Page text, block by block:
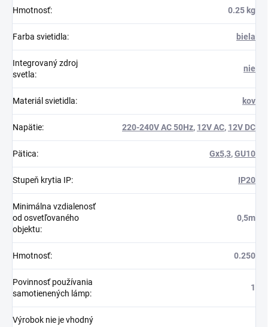
Hmotnosť: 0.25 kg
Farba svietidla: biela
Integrovaný zdroj
svetla:
nie
Materiál svietidla: kov
Napätie: 220-240V AC 50Hz, 12V AC, 12V DC
Pätica: Gx5,3,GU10
Stupeň krytia IP: IP20
Minimálna vzdialenosť
od osvetľovaného
objektu:
0,5m
Hmotnosť: 0.250
Povinnosť používania
samotienených lámp:
1
Výrobok nie je vhodný